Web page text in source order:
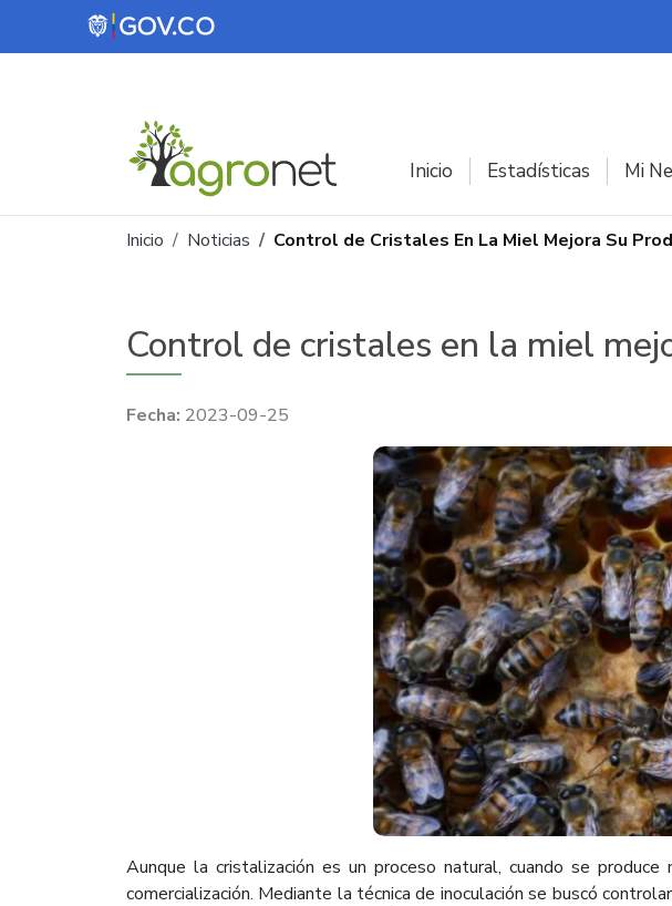
Pasar al contenido principal
Inicio Estadísticas Mi
Ruta de navegación
Inicio Noticias Control de Cristales En La Miel Mejora Su
Control de cristales en la miel
2023-09-25
Aunque la cristalización es un proceso natural, cuando se
comercialización. Mediante la técnica de inoculación se buscó